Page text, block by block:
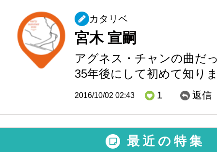
カタリベ
宮木 宣嗣
アグネス・チャンの曲だ
35年後にして初めて知り
2016/10/02 02:43 1 返信
最近の特集